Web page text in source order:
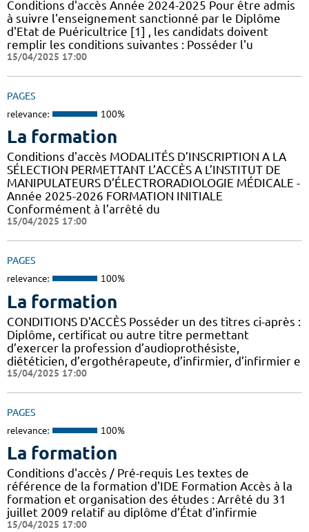
Conditions d'accès Année 2024-2025 Pour être admis
à suivre l'enseignement sanctionné par le Diplôme
d'Etat de Puéricultrice [1] , les candidats doivent
remplir les conditions suivantes : Posséder l'u
15/04/2025 17:00
PAGES
relevance: 100%
La formation
Conditions d'accès MODALITÉS D’INSCRIPTION A LA
SÉLECTION PERMETTANT L’ACCÈS A L’INSTITUT DE
MANIPULATEURS D’ÉLECTRORADIOLOGIE MÉDICALE -
Année 2025-2026 FORMATION INITIALE
Conformément à l’arrêté du
15/04/2025 17:00
PAGES
relevance: 100%
La formation
CONDITIONS D'ACCÈS Posséder un des titres ci-après :
Diplôme, certificat ou autre titre permettant
d’exercer la profession d’audioprothésiste,
diététicien, d’ergothérapeute, d’infirmier, d’infirmier e
15/04/2025 17:00
PAGES
relevance: 100%
La formation
Conditions d'accès / Pré-requis Les textes de
référence de la formation d'IDE Formation Accès à la
formation et organisation des études : Arrêté du 31
juillet 2009 relatif au diplôme d’État d’infirmie
15/04/2025 17:00